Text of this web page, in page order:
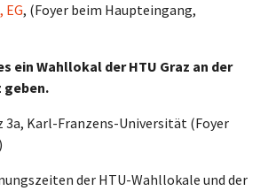
EG, (Foyer beim Haupteingang,
ein Wahllokal der HTU Graz an der
geben.
Karl-Franzens-Universität (Foyer
der HTU-Wahllokale und der